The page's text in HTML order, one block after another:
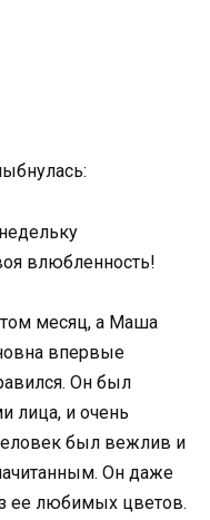
влюбленность!
месяц, а Маша
впервые
Он был
лица, и очень
был вежлив и
Он даже
ее любимых цветов.